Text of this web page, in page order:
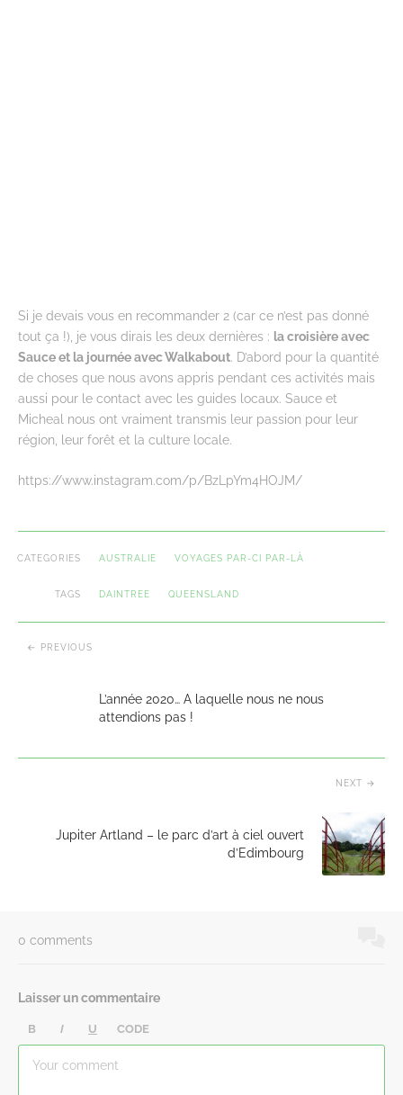
Si je devais vous en recommander 2 (car ce n’est pas donné
tout ça !), je vous dirais les deux dernières : la croisière avec
Sauce et la journée avec Walkabout. D’abord pour la quantité
de choses que nous avons appris pendant ces activités mais
aussi pour le contact avec les guides locaux. Sauce et
Micheal nous ont vraiment transmis leur passion pour leur
région, leur forêt et la culture locale.
https://www.instagram.com/p/BzLpYm4HOJM/
CATEGORIES AUSTRALIE VOYAGES PAR-CI PAR-LÀ
TAGS DAINTREE QUEENSLAND
PREVIOUS
L’année 2020… A laquelle nous ne nous
attendions pas !
NEXT
Jupiter Artland – le parc d’art à ciel ouvert
d’Edimbourg
0 comments
Laisser un commentaire
B I U CODE